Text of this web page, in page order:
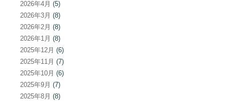
2026年4月 (5)
2026年3月 (8)
2026年2月 (8)
2026年1月 (8)
2025年12月 (6)
2025年11月 (7)
2025年10月 (6)
2025年9月 (7)
2025年8月 (8)